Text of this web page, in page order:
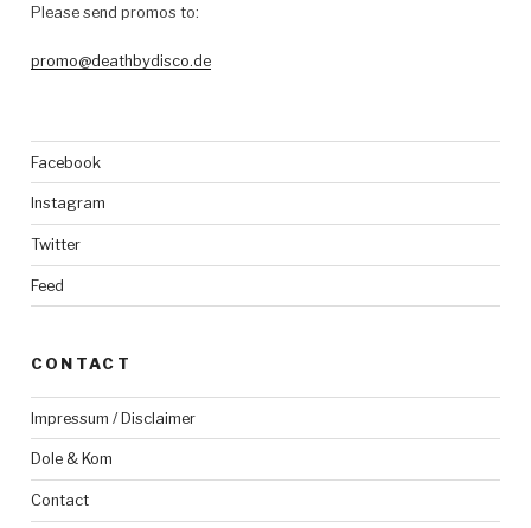
Please send promos to:
promo@deathbydisco.de
Facebook
Instagram
Twitter
Feed
CONTACT
Impressum / Disclaimer
Dole & Kom
Contact